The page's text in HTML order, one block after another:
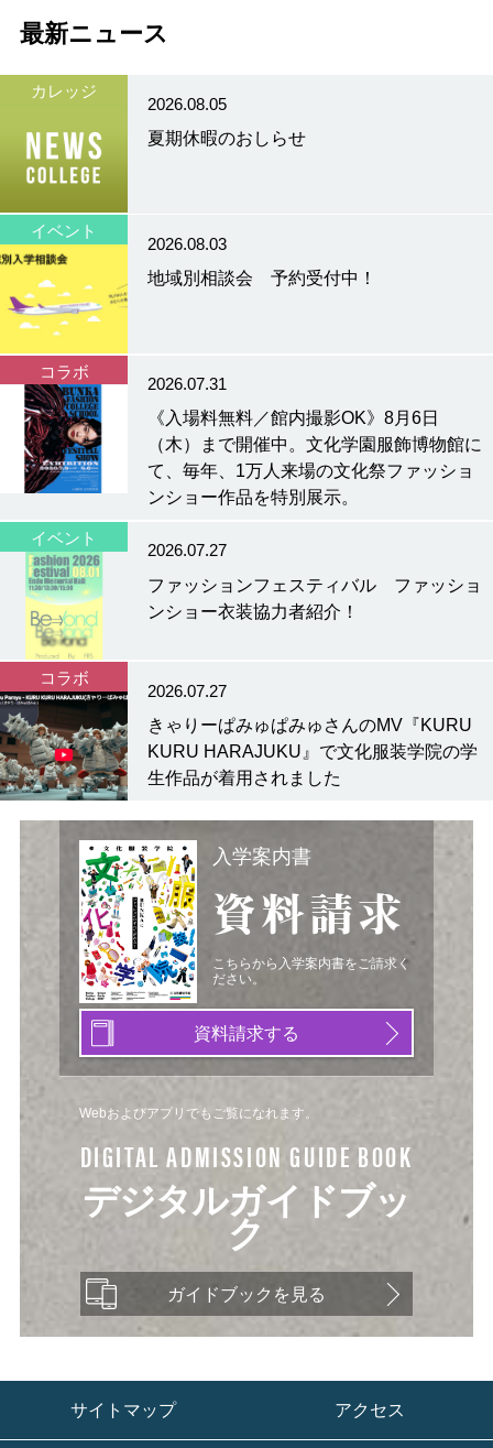
最新ニュース
カレッジ
2026.08.05
夏期休暇のおしらせ
イベント
2026.08.03
地域別相談会 予約受付中！
コラボ
2026.07.31
《入場料無料／館内撮影OK》8月6日
（木）まで開催中。文化学園服飾博物館に
て、毎年、1万人来場の文化祭ファッショ
ンショー作品を特別展示。
イベント
2026.07.27
ファッションフェスティバル ファッショ
ンショー衣装協力者紹介！
コラボ
2026.07.27
きゃりーぱみゅぱみゅさんのMV『KURU
KURU HARAJUKU』で文化服装学院の学
生作品が着用されました
入学案内書
資料請求
こちらから入学案内書をご請求く
ださい。
資料請求する
Webおよびアプリでもご覧になれます。
DIGITAL ADMISSION GUIDE BOOK
デジタルガイドブッ
ク
ガイドブックを見る
サイトマップ アクセス